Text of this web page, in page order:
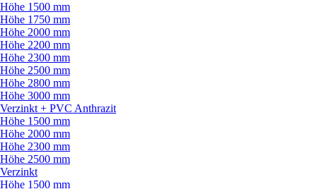
Höhe 1500 mm
Höhe 1750 mm
Höhe 2000 mm
Höhe 2200 mm
Höhe 2300 mm
Höhe 2500 mm
Höhe 2800 mm
Höhe 3000 mm
Verzinkt + PVC Anthrazit
Höhe 1500 mm
Höhe 2000 mm
Höhe 2300 mm
Höhe 2500 mm
Verzinkt
Höhe 1500 mm